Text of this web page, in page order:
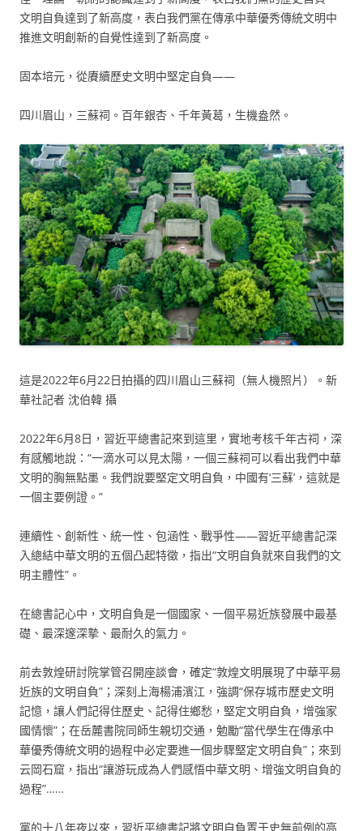
文明自負達到了新高度，表白我們黨在傳承中華優秀傳統文明中
推進文明創新的自覺性達到了新高度。
固本培元，從賡續歷史文明中堅定自負——
四川眉山，三蘇祠。百年銀杏、千年黃葛，生機盎然。
這是2022年6月22日拍攝的四川眉山三蘇祠（無人機照片）。新
華社記者 沈伯韓 攝
2022年6月8日，習近平總書記來到這里，實地考核千年古祠，深
有感觸地說：“一滴水可以見太陽，一個三蘇祠可以看出我們中華
文明的胸無點墨。我們說要堅定文明自負，中國有‘三蘇’，這就是
一個主要例證。”
連續性、創新性、統一性、包涵性、戰爭性——習近平總書記深
入總結中華文明的五個凸起特徵，指出“文明自負就來自我們的文
明主體性”。
在總書記心中，文明自負是一個國家、一個平易近族發展中最基
礎、最深邃深摯、最耐久的氣力。
前去敦煌研討院掌管召開座談會，確定“敦煌文明展現了中華平易
近族的文明自負”；深刻上海楊浦濱江，強調“保存城市歷史文明
記憶，讓人們記得住歷史、記得住鄉愁，堅定文明自負，增強家
國情懷”；在岳麓書院同師生親切交通，勉勵“當代學生在傳承中
華優秀傳統文明的過程中必定要進一個步驟堅定文明自負”；來到
云岡石窟，指出“讓游玩成為人們感悟中華文明、增強文明自負的
過程”……
黨的十八年夜以來，習近平總書記將文明自負置于史無前例的高